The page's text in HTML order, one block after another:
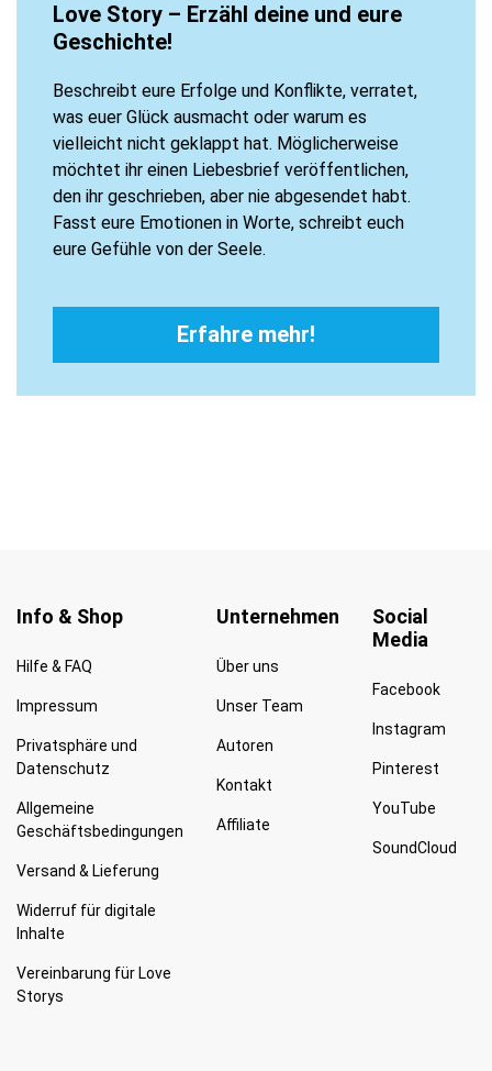
Love Story – Erzähl deine und eure
Geschichte!
Beschreibt eure Erfolge und Konflikte, verratet,
was euer Glück ausmacht oder warum es
vielleicht nicht geklappt hat. Möglicherweise
möchtet ihr einen Liebesbrief veröffentlichen,
den ihr geschrieben, aber nie abgesendet habt.
Fasst eure Emotionen in Worte, schreibt euch
eure Gefühle von der Seele.
Erfahre mehr!
Info & Shop
Hilfe & FAQ
Impressum
Privatsphäre und
Datenschutz
Allgemeine
Geschäftsbedingungen
Versand & Lieferung
Widerruf für digitale
Inhalte
Vereinbarung für Love
Storys
Unternehmen
Über uns
Unser Team
Autoren
Kontakt
Affiliate
Social
Media
Facebook
Instagram
Pinterest
YouTube
SoundCloud